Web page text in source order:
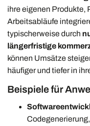
ihre eigenen Produkte,
Arbeitsabläufe
typischerweise durch
längerfristige
können Umsätze
häufiger und tiefer in
Beispiele für